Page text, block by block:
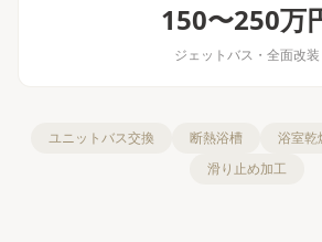
150〜250万
ジェットバス・全面改装
ユニットバス交換 断熱浴槽 浴室乾
滑り止め加工